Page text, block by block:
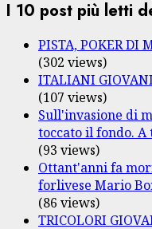
I 10 post più letti
PISTA, POKER DI
(302 views)
ITALIANI
(107 views)
Sull'invasione di
toccato il fondo.
(93 views)
Ottant'anni fa
forlivese Mario
(86 views)
TRICOLORI